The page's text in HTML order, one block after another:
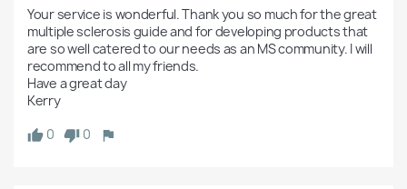
Your service is wonderful. Thank you so much for the great
multiple sclerosis guide and for developing products that
are so well catered to our needs as an MS community. I will
recommend to all my friends.
Have a great day
Kerry
0
0